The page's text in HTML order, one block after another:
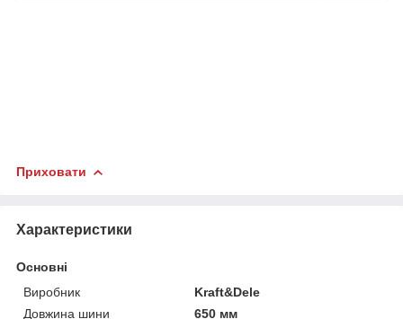
Приховати
Характеристики
Основні
Виробник
Kraft&Dele
Довжина шини
650 мм